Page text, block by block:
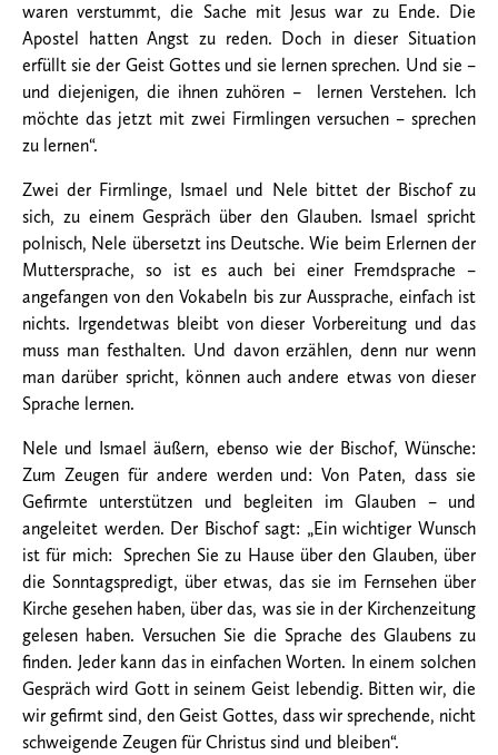
waren verstummt, die Sache mit Jesus war zu Ende. Die
Apostel hatten Angst zu reden. Doch in dieser Situation
erfüllt sie der Geist Gottes und sie lernen sprechen. Und sie –
und diejenigen, die ihnen zuhören – lernen Verstehen. Ich
möchte das jetzt mit zwei Firmlingen versuchen – sprechen
zu lernen“.
Zwei der Firmlinge, Ismael und Nele bittet der Bischof zu
sich, zu einem Gespräch über den Glauben. Ismael spricht
polnisch, Nele übersetzt ins Deutsche. Wie beim Erlernen der
Muttersprache, so ist es auch bei einer Fremdsprache –
angefangen von den Vokabeln bis zur Aussprache, einfach ist
nichts. Irgendetwas bleibt von dieser Vorbereitung und das
muss man festhalten. Und davon erzählen, denn nur wenn
man darüber spricht, können auch andere etwas von dieser
Sprache lernen.
Nele und Ismael äußern, ebenso wie der Bischof, Wünsche:
Zum Zeugen für andere werden und: Von Paten, dass sie
Gefirmte unterstützen und begleiten im Glauben – und
angeleitet werden. Der Bischof sagt: „Ein wichtiger Wunsch
ist für mich: Sprechen Sie zu Hause über den Glauben, über
die Sonntagspredigt, über etwas, das sie im Fernsehen über
Kirche gesehen haben, über das, was sie in der Kirchenzeitung
gelesen haben. Versuchen Sie die Sprache des Glaubens zu
finden. Jeder kann das in einfachen Worten. In einem solchen
Gespräch wird Gott in seinem Geist lebendig. Bitten wir, die
wir gefirmt sind, den Geist Gottes, dass wir sprechende, nicht
schweigende Zeugen für Christus sind und bleiben“.